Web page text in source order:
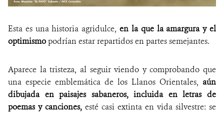
Esta es una historia agridulce,en la que la amargura y el
optimismopodrían estar repartidos en partes semejantes.
Aparece la tristeza, al seguir viendo y comprobando que
una especie emblemática de los Llanos Orientales, aún
dibujada en paisajes sabaneros, incluida en letras de
poemas y canciones, esté casi extinta en vida silvestre: se